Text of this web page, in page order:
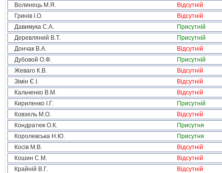
Волинець М.Я.
Відсутній
Гринів І.О.
Відсутній
Давимука С.А.
Присутній
Деревляний В.Т.
Присутній
Дончак В.А.
Відсутній
Дубовой О.Ф.
Присутній
Жеваго К.В.
Відсутній
Зімін Є.І.
Відсутній
Кальченко В.М.
Відсутній
Кириленко І.Г.
Присутній
Ковзель М.О.
Відсутній
Кондратюк О.К.
Присутня
Королевська Н.Ю.
Присутня
Косів М.В.
Відсутній
Кошин С.М.
Відсутній
Крайній В.Г.
Відсутній